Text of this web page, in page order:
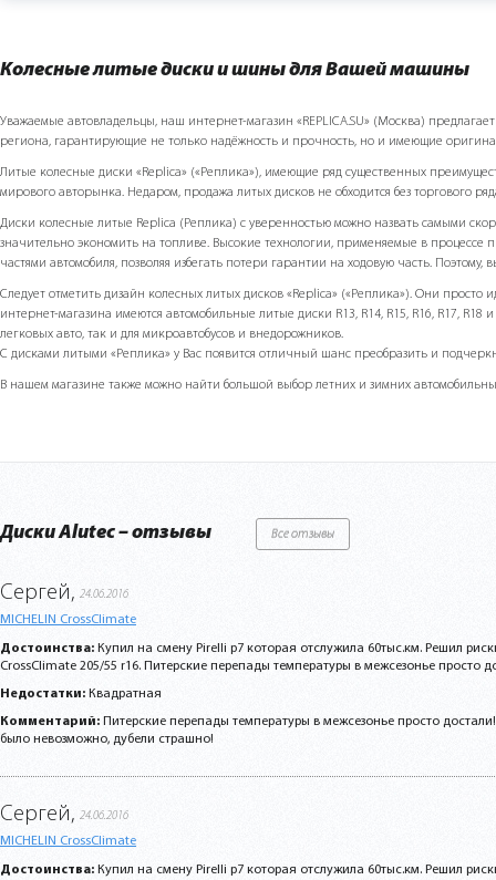
Колесные литые диски и шины для Вашей машины
Уважаемые автовладельцы, наш интернет-магазин «REPLICA.SU» (Москва)
региона, гарантирующие не только надёжность и прочность, но и имеющие
Литые колесные диски «Replicа» («Реплика»), имеющие ряд существенных
мирового авторынка. Недаром, продажа литых дисков не обходится без торгового
Диски колесные литые Replicа (Реплика) с уверенностью можно назвать самыми
значительно экономить на топливе. Высокие технологии, применяемые в процессе
частями автомобиля, позволяя избегать потери гарантии на ходовую часть.
Следует отметить дизайн колесных литых дисков «Replicа» («Реплика»). Они
интернет-магазина имеются автомобильные литые диски R13, R14, R15, R16, R17,
легковых авто, так и для микроавтобусов и внедорожников.
С дисками литыми «Реплика» у Вас появится отличный шанс преобразить и
В нашем магазине также можно найти большой выбор летних и зимних
Диски Alutec – отзывы Все отзывы
Сергей, 24.06.2016
MICHELIN CrossClimate
Достоинства: Купил на смену Pirelli p7 которая отслужила 60тыс.км. Решил
CrossClimate 205/55 r16. Питерские перепады температуры в межсезонье просто
Недостатки: Квадратная
Комментарий: Питерские перепады температуры в межсезонье просто
было невозможно, дубели страшно!
Сергей, 24.06.2016
MICHELIN CrossClimate
Достоинства: Купил на смену Pirelli p7 которая отслужила 60тыс.км. Решил